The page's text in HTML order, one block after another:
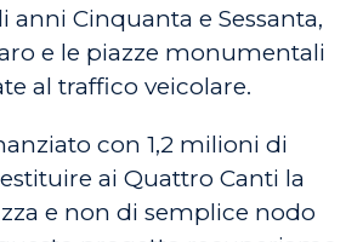
Cinquanta e Sessanta,
e le piazze monumentali
al traffico veicolare.
con 1,2 milioni di
ai Quattro Canti la
e non di semplice nodo